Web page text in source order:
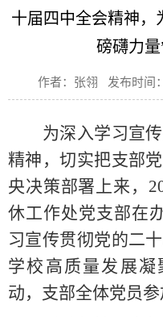
十届四中全会精神，
磅礴力
作者：张翎 发布时间
为深入学习宣
精神，切实把支部
央决策部署上来，
休工作处党支部在
习宣传贯彻党的二
学校高质量发展凝
动，支部全体党员参